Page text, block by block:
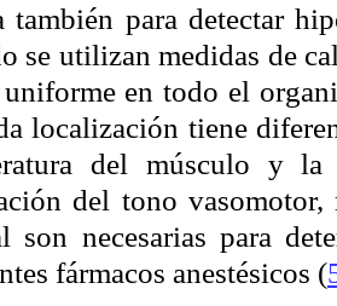
también para detectar
se utilizan medidas de
en todo el
localización tiene
del músculo y
del tono
son necesarias para
fármacos anestésicos (